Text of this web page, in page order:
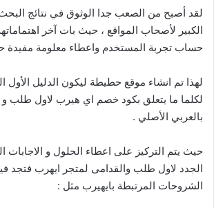
لقد أصبح من الصعب جدا الوثوق في نتائج
الكبير لأصحاب المواقع ، حيث بات آخر
حساب تجربة المستخدم واعطاء معلومة مفيدة
لهذا تم انشاء موقع حطيطة ليكون الدليل الأول
لكلما ما يتعلق بكود خصم اي هيرب لاول طلب
بالعربي الأصلي .
حيث يتم التركيز على اعطاء الحلول و الاجابات
الجدد لاول طلب والقدامى لمتجر ايهرب فتجد
الشروحات المرتبطة بايهيرب مثل :